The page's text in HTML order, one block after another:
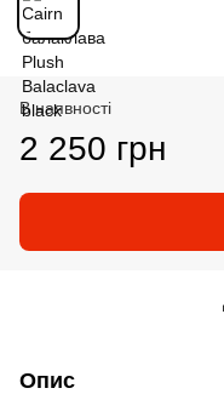
В наявності
2 250 грн
Опис